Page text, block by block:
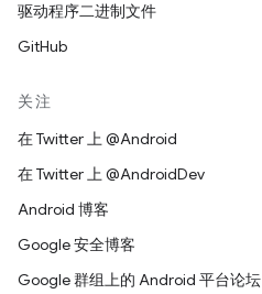
驱动程序二进制文件
GitHub
关注
在 Twitter 上 @Android
在 Twitter 上 @AndroidDev
Android 博客
Google 安全博客
Google 群组上的 Android 平台论坛